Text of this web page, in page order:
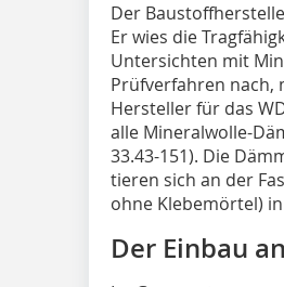
Der
Er wies die
Untersichten mit
Prüfverfahren nach,
Hersteller für das
alle Mineralwolle-
33.43-151). Die
tieren sich an der
ohne Klebemörtel)
Der Einbau